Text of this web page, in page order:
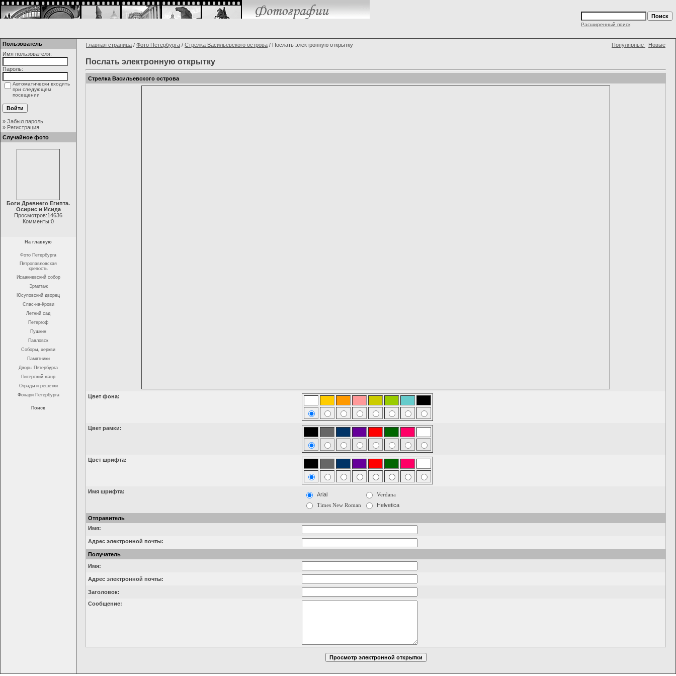
Расширенный поиск
Пользователь
Имя пользователя:
Пароль:
Автоматически входить
при следующем
посещении
» Забыл пароль
» Регистрация
Случайное фото
Боги Древнего Египта.
Осирис и Исида
Просмотров:14636
Комменты:0
На главную
Фото Петербурга
Петропавловская
крепость
Исаакиевский собор
Эрмитаж
Юсуповский дворец
Спас-на-Крови
Летний сад
Петергоф
Пушкин
Павловск
Соборы, церкви
Памятники
Дворы Петербурга
Питерский жанр
Ограды и решетки
Фонари Петербурга
Поиск
Главная страница / Фото Петербурга / Стрелка Васильевского острова / Послать электронную открытку Популярные Новые
Послать электронную открытку
Стрелка Васильевского острова
Цвет фона:
Цвет рамки:
Цвет шрифта:
Имя шрифта: Arial
Verdana
Times New Roman
Helvetica
Отправитель
Имя:
Адрес электронной почты:
Получатель
Имя:
Адрес электронной почты:
Заголовок:
Сообщение: